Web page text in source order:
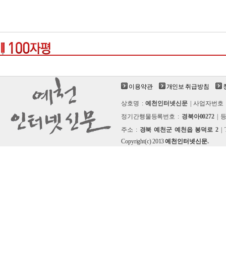
이용약관 개인보 취급방침
상호명 :예천인터넷신문| 사업자번
정기간행물등록번호 : 경북아00272 |
주소 : 경북 예천군 예천읍 봉덕로 2|
Copyright(c) 2013예천인터넷신문.